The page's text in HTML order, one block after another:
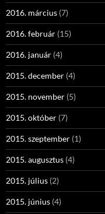
2016. március (7)
2016. február (15)
2016. január (4)
2015. december (4)
2015. november (5)
2015. október (7)
2015. szeptember (1)
2015. augusztus (4)
2015. július (2)
2015. június (4)